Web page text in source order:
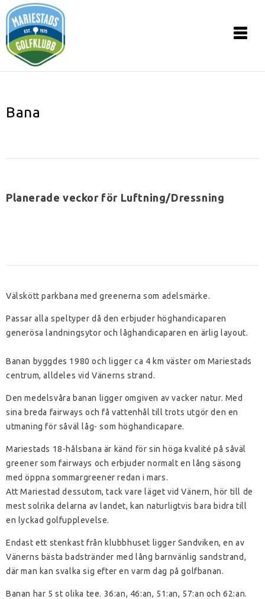
Bana
Planerade veckor för Luftning/Dressning
Välskött parkbana med greenerna som adelsmärke.
Passar alla speltyper då den erbjuder höghandicaparen
generösa landningsytor och låghandicaparen en ärlig layout.
Banan byggdes 1980 och ligger ca 4 km väster om Mariestads
centrum, alldeles vid Vänerns strand.
Den medelsvåra banan ligger omgiven av vacker natur. Med
sina breda fairways och få vattenhål till trots utgör den en
utmaning för såväl låg- som höghandicapare.
Mariestads 18-hålsbana är känd för sin höga kvalité på såväl
greener som fairways och erbjuder normalt en lång säsong
med öppna sommargreener redan i mars.
Att Mariestad dessutom, tack vare läget vid Vänern, hör till de
mest solrika delarna av landet, kan naturligtvis bara bidra till
en lyckad golfupplevelse.
Endast ett stenkast från klubbhuset ligger Sandviken, en av
Vänerns bästa badstränder med lång barnvänlig sandstrand,
där man kan svalka sig efter en varm dag på golfbanan.
Banan har 5 st olika tee. 36:an, 46:an, 51:an, 57:an och 62:an.